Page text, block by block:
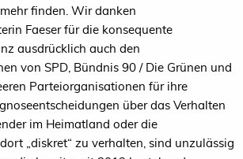
finden. Wir danken
Faeser für die konsequente
ausdrücklich auch den
von SPD, Bündnis 90 / Die Grünen und
Parteiorganisationen für ihre
über das Verhalten
im Heimatland oder die
„diskret“ zu verhalten, sind unzulässig